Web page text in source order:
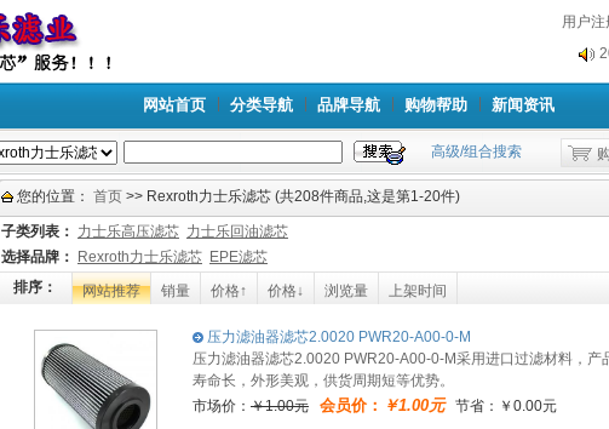
用户注
网站首页 分类导航 品牌导航 购物帮助 新闻资讯
高级/组合搜索
您的位置： 首页 >> Rexroth力士乐滤芯 (共208件商品,这是第1-20件)
子类列表： 力士乐高压滤芯 力士乐回油滤芯
选择品牌：
Rexroth力士乐滤芯 EPE滤芯
排序：
网站推荐 销量 价格↑ 价格↓ 浏览量 上架时间
压力滤油器滤芯2.0020 PWR20-A00-0-M
压力滤油器滤芯2.0020 PWR20-A00-0-M采用进口过滤材料，
寿命长，外形美观，供货周期短等优势。
市场价： ￥1.00元 会员价： ￥1.00元节省：￥0.00元